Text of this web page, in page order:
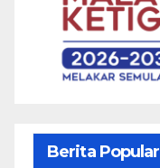
Berita Popular